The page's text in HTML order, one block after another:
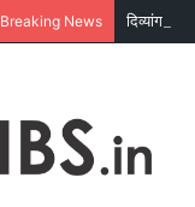
Breaking News दिव्यांग